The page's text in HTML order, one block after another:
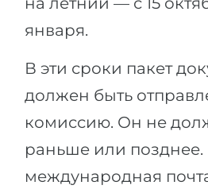
января.
В эти сроки пакет
должен быть
комиссию. Он не
раньше или позднее.
международная